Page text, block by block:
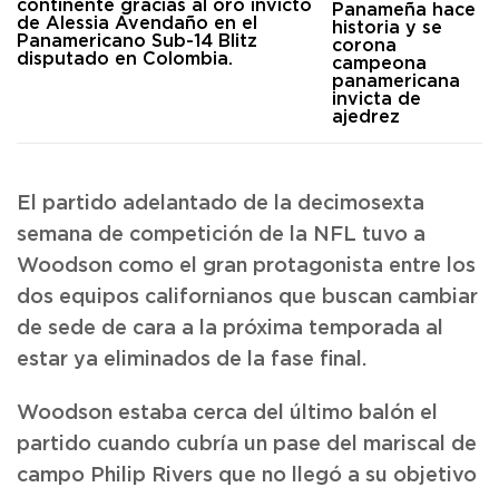
Panameña hace
historia y se
corona
campeona
panamericana
invicta de
ajedrez
El partido adelantado de la decimosexta
semana de competición de la NFL tuvo a
Woodson como el gran protagonista entre los
dos equipos californianos que buscan cambiar
de sede de cara a la próxima temporada al
estar ya eliminados de la fase final.
Woodson estaba cerca del último balón el
partido cuando cubría un pase del mariscal de
campo Philip Rivers que no llegó a su objetivo